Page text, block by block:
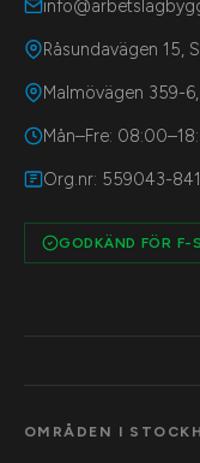
Råsundavägen 15,
Malmövägen 359-
Mån–Fre:
Org.nr: 559043-
GODKÄND FÖR F-
OMRÅDEN I